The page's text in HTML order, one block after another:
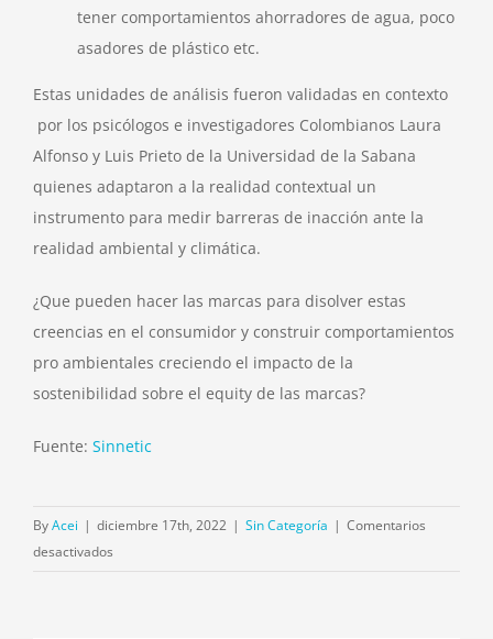
tener comportamientos ahorradores de agua, poco
asadores de plástico etc.
Estas unidades de análisis fueron validadas en contexto
por los psicólogos e investigadores Colombianos Laura
Alfonso y Luis Prieto de la Universidad de la Sabana
quienes adaptaron a la realidad contextual un
instrumento para medir barreras de inacción ante la
realidad ambiental y climática.
¿Que pueden hacer las marcas para disolver estas
creencias en el consumidor y construir comportamientos
pro ambientales creciendo el impacto de la
sostenibilidad sobre el equity de las marcas?
Fuente: Sinnetic
ByAcei | diciembre 17th, 2022 | Sin Categoría | Comentarios
desactivados